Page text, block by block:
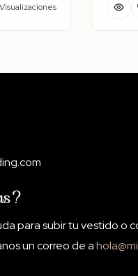
para subir tu vestido o
un correo de a